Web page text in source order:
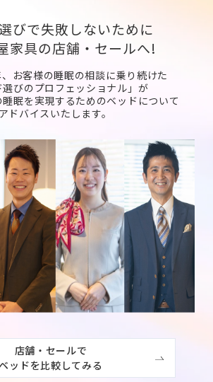
びで失敗しないために
家具の店舗・セールへ!
お客様の睡眠の相談に乗り続けた
選びのプロフェッショナル」が
眠を実現するためのベッドについて
アドバイスいたします。
店舗・セールで
ッドを比較してみる